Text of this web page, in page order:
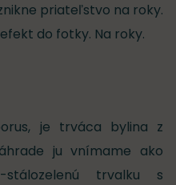
priateľstvo na roky.
do fotky. Na roky.
je trváca bylina z
ju vnímame ako
stálozelenú trvalku s